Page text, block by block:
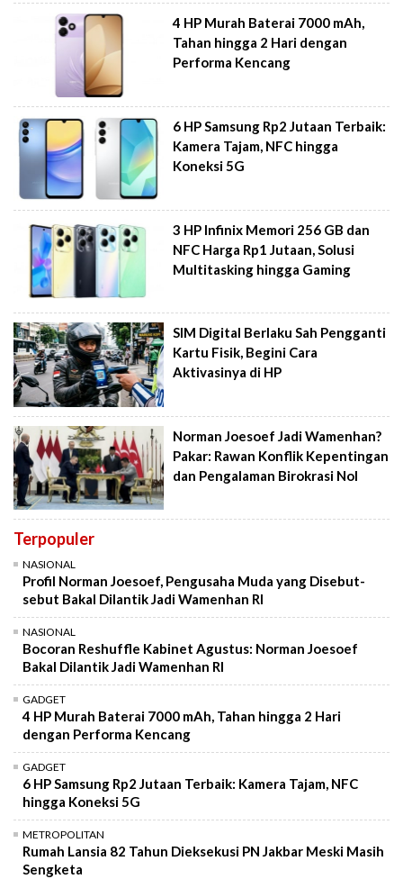
4 HP Murah Baterai 7000 mAh,
Tahan hingga 2 Hari dengan
Performa Kencang
6 HP Samsung Rp2 Jutaan Terbaik:
Kamera Tajam, NFC hingga
Koneksi 5G
3 HP Infinix Memori 256 GB dan
NFC Harga Rp1 Jutaan, Solusi
Multitasking hingga Gaming
SIM Digital Berlaku Sah Pengganti
Kartu Fisik, Begini Cara
Aktivasinya di HP
Norman Joesoef Jadi Wamenhan?
Pakar: Rawan Konflik Kepentingan
dan Pengalaman Birokrasi Nol
Terpopuler
NASIONAL
Profil Norman Joesoef, Pengusaha Muda yang Disebut-
sebut Bakal Dilantik Jadi Wamenhan RI
NASIONAL
Bocoran Reshuffle Kabinet Agustus: Norman Joesoef
Bakal Dilantik Jadi Wamenhan RI
GADGET
4 HP Murah Baterai 7000 mAh, Tahan hingga 2 Hari
dengan Performa Kencang
GADGET
6 HP Samsung Rp2 Jutaan Terbaik: Kamera Tajam, NFC
hingga Koneksi 5G
METROPOLITAN
Rumah Lansia 82 Tahun Dieksekusi PN Jakbar Meski Masih
Sengketa